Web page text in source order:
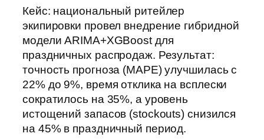
Кейс: национальный ритейлер
экипировки провел внедрение гибридной
модели ARIMA+XGBoost для
праздничных распродаж. Результат:
точность прогноза (MAPE) улучшилась с
22% до 9%, время отклика на всплески
сократилось на 35%, а уровень
истощений запасов (stockouts) снизился
на 45% в праздничный период.